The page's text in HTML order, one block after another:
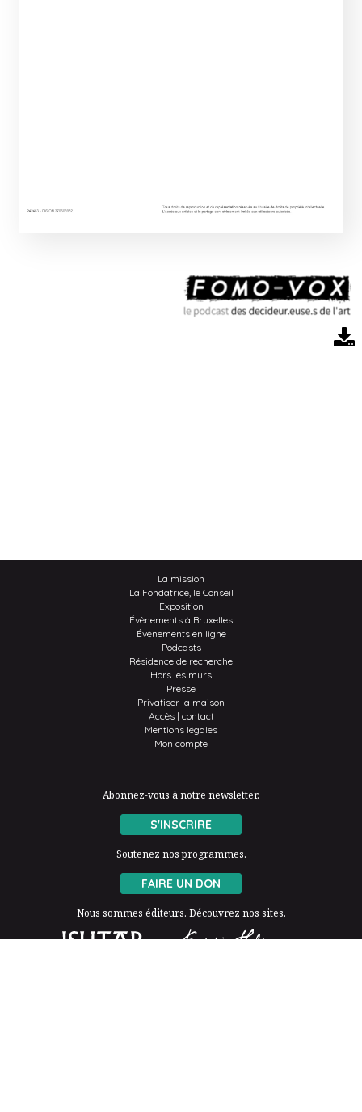
La mission
La Fondatrice, le Conseil
Exposition
Évènements à Bruxelles
Évènements en ligne
Podcasts
Résidence de recherche
Hors les murs
Presse
Privatiser la maison
Accès | contact
Mentions légales
Mon compte
Abonnez-vous à notre newsletter.
S'INSCRIRE
Soutenez nos programmes.
FAIRE UN DON
Nous sommes éditeurs. Découvrez nos sites.